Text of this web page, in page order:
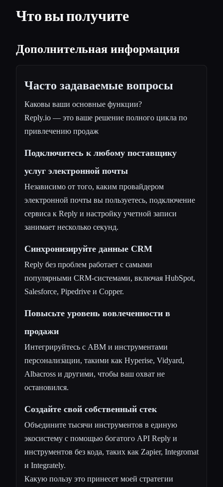
Что вы получите
Дополнительная информация
Часто задаваемые вопросы
Каковы ваши основные функции?
Reply.io — это ваше решение полного цикла по
привлечению продаж
Подключитесь к любому поставщику
услуг электронной почты
Независимо от того, каким провайдером
электронной почты вы пользуетесь, подключение
сервиса к Reply и настройку учетной записи
занимает несколько секунд.
Синхронизируйте данные CRM
Reply без проблем работает с самыми
популярными CRM-системами, включая HubSpot,
Salesforce, Pipedrive и Copper.
Повысьте уровень вовлеченности в
продажи
Интегрируйтесь с ABM и инструментами
персонализации, такими как Hyperise, Vidyard,
Albacross и другими, чтобы ваш охват не
остановился.
Создайте свой собственный стек
Объедините тысячи инструментов в единую
экосистему с помощью богатого API Reply и
инструментов без кода, таких как Zapier, Integromat
и Integrately.
Какую пользу это принесет моей стратегии